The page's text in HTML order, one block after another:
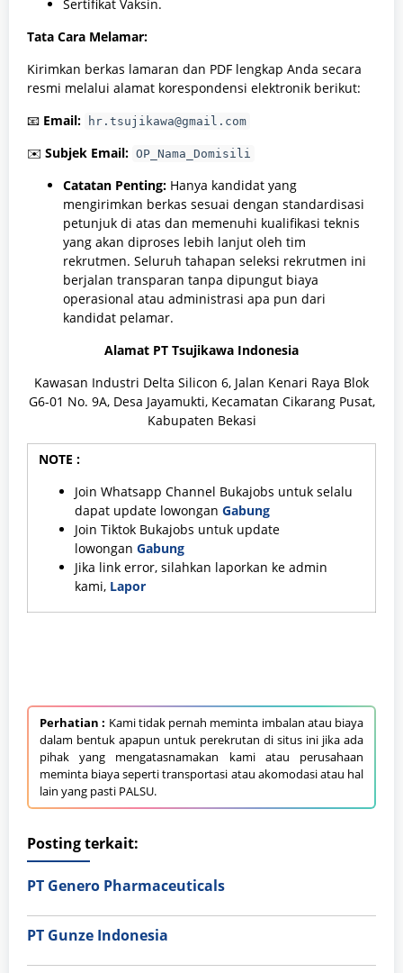
Sertifikat Vaksin.
Tata Cara Melamar:
Kirimkan berkas lamaran dan PDF lengkap Anda secara
resmi melalui alamat korespondensi elektronik berikut:
📧 Email: hr.tsujikawa@gmail.com
✉️ Subjek Email: OP_Nama_Domisili
Catatan Penting: Hanya kandidat yang
mengirimkan berkas sesuai dengan standardisasi
petunjuk di atas dan memenuhi kualifikasi teknis
yang akan diproses lebih lanjut oleh tim
rekrutmen. Seluruh tahapan seleksi rekrutmen ini
berjalan transparan tanpa dipungut biaya
operasional atau administrasi apa pun dari
kandidat pelamar.
Alamat PT Tsujikawa Indonesia
Kawasan Industri Delta Silicon 6, Jalan Kenari Raya Blok
G6-01 No. 9A, Desa Jayamukti, Kecamatan Cikarang Pusat,
Kabupaten Bekasi
NOTE :
Join Whatsapp Channel Bukajobs untuk selalu
dapat update lowongan Gabung
Join Tiktok Bukajobs untuk update
lowongan Gabung
Jika link error, silahkan laporkan ke admin
kami, Lapor
Perhatian : Kami tidak pernah meminta imbalan atau biaya
dalam bentuk apapun untuk perekrutan di situs ini jika ada
pihak yang mengatasnamakan kami atau perusahaan
meminta biaya seperti transportasi atau akomodasi atau hal
lain yang pasti PALSU.
Posting terkait:
PT Genero Pharmaceuticals
PT Gunze Indonesia